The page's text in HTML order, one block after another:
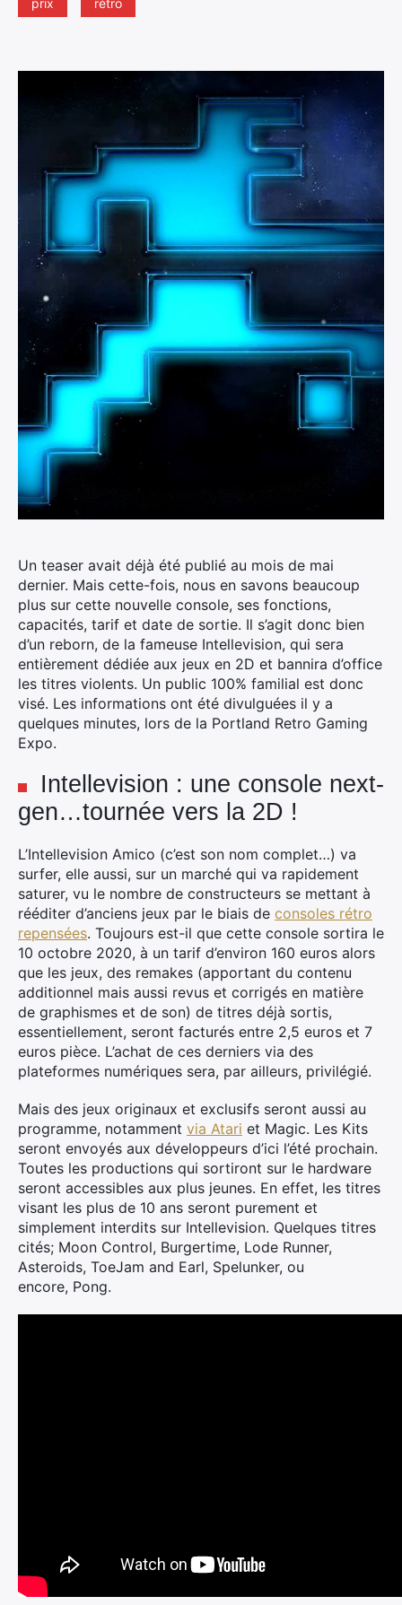
prix
rétro
Un teaser avait déjà été publié au mois de mai
dernier. Mais cette-fois, nous en savons beaucoup
plus sur cette nouvelle console, ses fonctions,
capacités, tarif et date de sortie. Il s’agit donc bien
d’un reborn, de la fameuse Intellevision, qui sera
entièrement dédiée aux jeux en 2D et bannira d’office
les titres violents. Un public 100% familial est donc
visé. Les informations ont été divulguées il y a
quelques minutes, lors de la Portland Retro Gaming
Expo.
Intellevision : une console next-
gen…tournée vers la 2D !
L’Intellevision Amico (c’est son nom complet…) va
surfer, elle aussi, sur un marché qui va rapidement
saturer, vu le nombre de constructeurs se mettant à
rééditer d’anciens jeux par le biais de consoles rétro
repensées. Toujours est-il que cette console sortira le
10 octobre 2020, à un tarif d’environ 160 euros alors
que les jeux, des remakes (apportant du contenu
additionnel mais aussi revus et corrigés en matière
de graphismes et de son) de titres déjà sortis,
essentiellement, seront facturés entre 2,5 euros et 7
euros pièce. L’achat de ces derniers via des
plateformes numériques sera, par ailleurs, privilégié.
Mais des jeux originaux et exclusifs seront aussi au
programme, notamment via Atari et Magic. Les Kits
seront envoyés aux développeurs d’ici l’été prochain.
Toutes les productions qui sortiront sur le hardware
seront accessibles aux plus jeunes. En effet, les titres
visant les plus de 10 ans seront purement et
simplement interdits sur Intellevision. Quelques titres
cités; Moon Control, Burgertime, Lode Runner,
Asteroids, ToeJam and Earl, Spelunker, ou
encore, Pong.